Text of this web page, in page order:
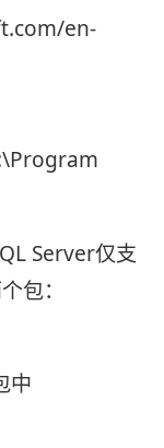
en-
Server仅支
包：
中